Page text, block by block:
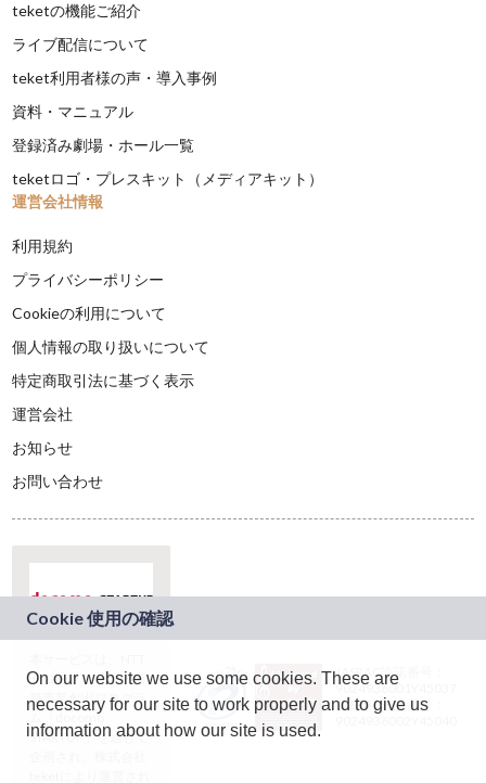
teketの機能ご紹介
ライブ配信について
teket利用者様の声・導入事例
資料・マニュアル
登録済み劇場・ホール一覧
teketロゴ・プレスキット（メディアキット）
運営会社情報
利用規約
プライバシーポリシー
Cookieの利用について
個人情報の取り扱いについて
特定商取引法に基づく表示
運営会社
お知らせ
お問い合わせ
ドコモグループの新
規事業創出プログラ
ム「docomo
STARTUP」を通じて
JASRAC許諾番号：
9024936001Y45037
JASRAC許諾番号：
On our website we use some cookies. These are
necessary for our site to work properly and to give us
information about how our site is used.